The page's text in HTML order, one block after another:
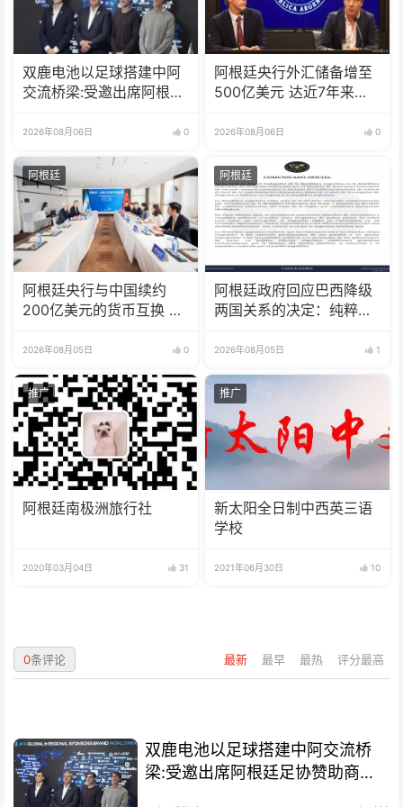
双鹿电池以足球搭建中阿
交流桥梁:受邀出席阿根廷
2026年08月06日 0
阿根廷央行外汇储备增至
500亿美元 达近7年来最
2026年08月06日 0
阿根廷
阿根廷央行与中国续约
200亿美元的货币互换 有
2026年08月05日 0
阿根廷
阿根廷政府回应巴西降级
两国关系的决定：纯粹意
2026年08月05日 1
推广
阿根廷南极洲旅行社
2020年03月04日 31
推广
新太阳全日制中西英三语
学校
2021年06月30日 10
最新 最早 最热 评分最高
0条评论
双鹿电池以足球搭建中阿交流桥
梁:受邀出席阿根廷足协赞助商招